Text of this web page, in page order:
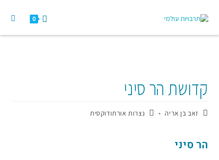
0
קדושת הר סיני
זאב בן אריה נצרות אורתודוקסית
הר סיני